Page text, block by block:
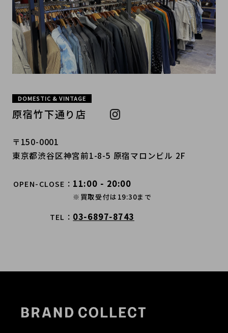
DOMESTIC & VINTAGE
原宿竹下通り店
〒150-0001
東京都渋谷区神宮前1-8-5 原宿マロンビル 2F
OPEN-CLOSE 11:00 - 20:00
※買取受付は19:30まで
TEL 03-6897-8743